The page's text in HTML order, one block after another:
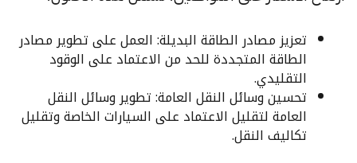
تعزيز مصادر الطاقة البديلة: العمل على تطوير مصادر
الطاقة المتجددة للحد من الاعتماد على الوقود
التقليدي.
تحسين وسائل النقل العامة: تطوير وسائل النقل
العامة لتقليل الاعتماد على السيارات الخاصة وتقليل
تكاليف النقل.